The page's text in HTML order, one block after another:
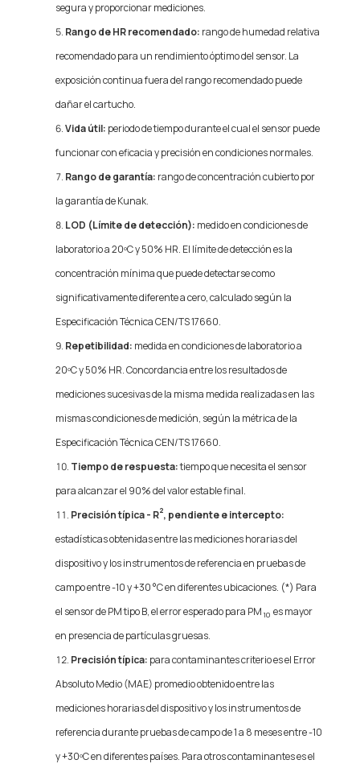
segura y proporcionar mediciones.
Rango de HR recomendado: rango de humedad relativa
recomendado para un rendimiento óptimo del sensor. La
exposición continua fuera del rango recomendado puede
dañar el cartucho.
Vida útil: periodo de tiempo durante el cual el sensor puede
funcionar con eficacia y precisión en condiciones normales.
Rango de garantía: rango de concentración cubierto por
la garantía de Kunak.
LOD (Límite de detección): medido en condiciones de
laboratorio a 20ºC y 50% HR. El límite de detección es la
concentración mínima que puede detectarse como
significativamente diferente a cero, calculado según la
Especificación Técnica CEN/TS 17660.
Repetibilidad: medida en condiciones de laboratorio a
20ºC y 50% HR. Concordancia entre los resultados de
mediciones sucesivas de la misma medida realizadas en las
mismas condiciones de medición, según la métrica de la
Especificación Técnica CEN/TS 17660.
Tiempo de respuesta:tiempo que necesita el sensor
para alcanzar el 90% del valor estable final.
Precisión típica - R2, pendiente e intercepto:
estadísticas obtenidas entre las mediciones horarias del
dispositivo y los instrumentos de referencia en pruebas de
campo entre -10 y +30 °C en diferentes ubicaciones. (*) Para
el sensor de PM tipo B, el error esperado para PM 10 es mayor
en presencia de partículas gruesas.
Precisión típica: para contaminantes criterio es el Error
Absoluto Medio (MAE) promedio obtenido entre las
mediciones horarias del dispositivo y los instrumentos de
referencia durante pruebas de campo de 1 a 8 meses entre -10
y +30ºC en diferentes países. Para otros contaminantes es el